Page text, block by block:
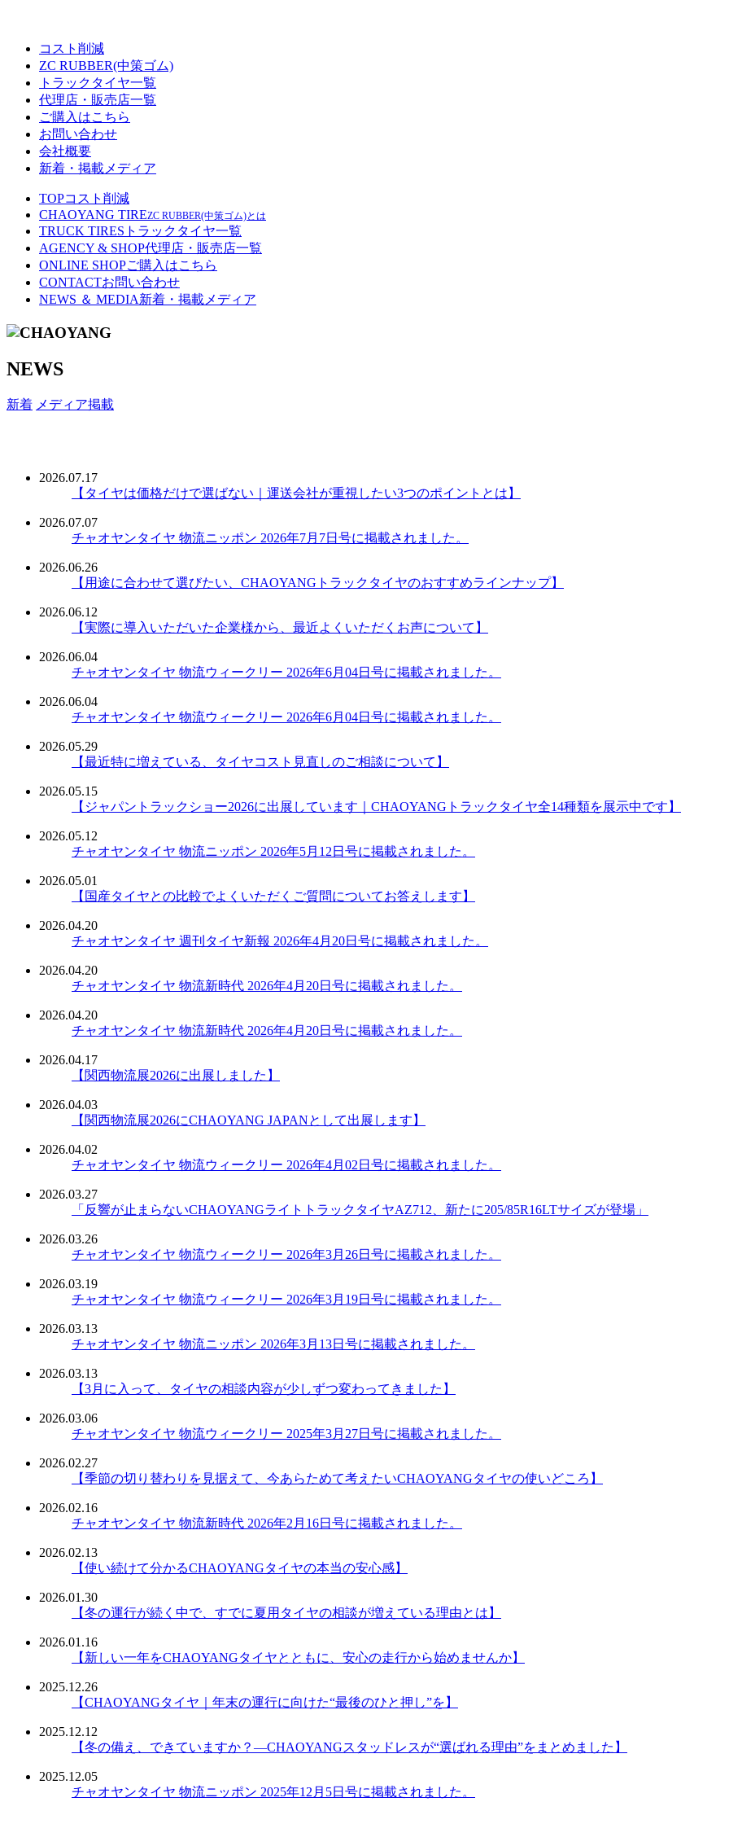
コスト削減
ZC RUBBER(中策ゴム)
トラックタイヤ一覧
代理店・販売店一覧
ご購入はこちら
お問い合わせ
会社概要
新着・掲載メディア
TOPコスト削減
CHAOYANG TIREZC RUBBER(中策ゴム)とは
TRUCK TIRES トラックタイヤ一覧
AGENCY & SHOP代理店・販売店一覧
ONLINE SHOPご購入はこちら
CONTACTお問い合わせ
NEWS ＆ MEDIA新着・掲載メディア
NEWS
新着 メディア掲載
2026.07.17
【タイヤは価格だけで選ばない｜運送会社が重視したい3つのポイントとは】
2026.07.07
チャオヤンタイヤ 物流ニッポン 2026年7月7日号に掲載されました。
2026.06.26
【用途に合わせて選びたい、CHAOYANGトラックタイヤのおすすめラインナップ】
2026.06.12
【実際に導入いただいた企業様から、最近よくいただくお声について】
2026.06.04
チャオヤンタイヤ 物流ウィークリー 2026年6月04日号に掲載されました。
2026.06.04
チャオヤンタイヤ 物流ウィークリー 2026年6月04日号に掲載されました。
2026.05.29
【最近特に増えている、タイヤコスト見直しのご相談について】
2026.05.15
【ジャパントラックショー2026に出展しています｜CHAOYANGトラックタイヤ全14種類を展示中です】
2026.05.12
チャオヤンタイヤ 物流ニッポン 2026年5月12日号に掲載されました。
2026.05.01
【国産タイヤとの比較でよくいただくご質問についてお答えします】
2026.04.20
チャオヤンタイヤ 週刊タイヤ新報 2026年4月20日号に掲載されました。
2026.04.20
チャオヤンタイヤ 物流新時代 2026年4月20日号に掲載されました。
2026.04.20
チャオヤンタイヤ 物流新時代 2026年4月20日号に掲載されました。
2026.04.17
【関西物流展2026に出展しました】
2026.04.03
【関西物流展2026にCHAOYANG JAPANとして出展します】
2026.04.02
チャオヤンタイヤ 物流ウィークリー 2026年4月02日号に掲載されました。
2026.03.27
「反響が止まらないCHAOYANGライトトラックタイヤAZ712、新たに205/85R16LTサイズが登場」
2026.03.26
チャオヤンタイヤ 物流ウィークリー 2026年3月26日号に掲載されました。
2026.03.19
チャオヤンタイヤ 物流ウィークリー 2026年3月19日号に掲載されました。
2026.03.13
チャオヤンタイヤ 物流ニッポン 2026年3月13日号に掲載されました。
2026.03.13
【3月に入って、タイヤの相談内容が少しずつ変わってきました】
2026.03.06
チャオヤンタイヤ 物流ウィークリー 2025年3月27日号に掲載されました。
2026.02.27
【季節の切り替わりを見据えて、今あらためて考えたいCHAOYANGタイヤの使いどころ】
2026.02.16
チャオヤンタイヤ 物流新時代 2026年2月16日号に掲載されました。
2026.02.13
【使い続けて分かるCHAOYANGタイヤの本当の安心感】
2026.01.30
【冬の運行が続く中で、すでに夏用タイヤの相談が増えている理由とは】
2026.01.16
【新しい一年をCHAOYANGタイヤとともに、安心の走行から始めませんか】
2025.12.26
【CHAOYANGタイヤ｜年末の運行に向けた“最後のひと押し”を】
2025.12.12
【冬の備え、できていますか？―CHAOYANGスタッドレスが“選ばれる理由”をまとめました】
2025.12.05
チャオヤンタイヤ 物流ニッポン 2025年12月5日号に掲載されました。